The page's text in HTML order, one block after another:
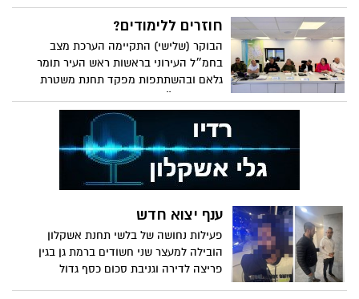
חוזרים ללימודים?
הבוקר (שלישי) התקיימה הערכת מצב
בחמ״ל העירוני בראשות ראש העיר תומר
גלאם ובהשתתפות מפקד תחנת משטרת
אשקלון, סנ״צ אלדד אלישיב, נציגי חירום
נוספים וראשי המכלולים ברשות
ענף יצוא חדש
פעילות נחושה של בלשי תחנת אשקלון
הובילה למעצר שני חשודים ברמת גן בגין
פריצה לדירה וגניבת סכום כסף גדול